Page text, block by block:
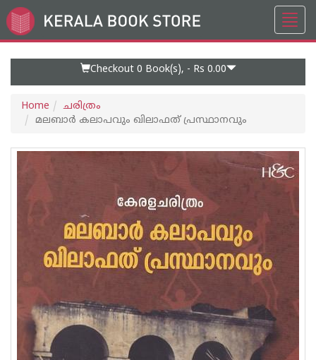
Go
to
Checkout 0 Book(s), - Rs 0.00
Home
ചരിത്രം
മലബാര്‍ കലാപവും ഖിലാഫത് പ്രസ്ഥാനവും